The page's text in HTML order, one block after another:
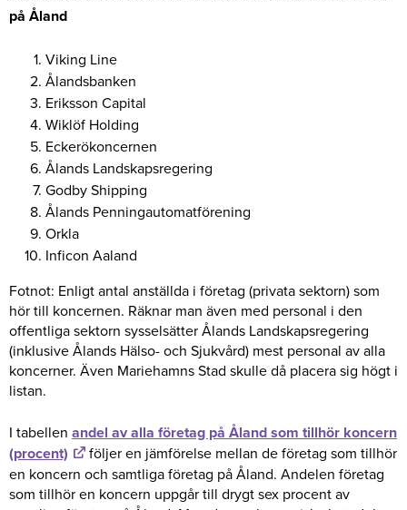
på Åland
Viking Line
Ålandsbanken
Eriksson Capital
Wiklöf Holding
Eckerökoncernen
Ålands Landskapsregering
Godby Shipping
Ålands Penningautomatförening
Orkla
Inficon Aaland
Fotnot: Enligt antal anställda i företag (privata sektorn) som
hör till koncernen. Räknar man även med personal i den
offentliga sektorn sysselsätter Ålands Landskapsregering
(inklusive Ålands Hälso- och Sjukvård) mest personal av alla
koncerner. Även Mariehamns Stad skulle då placera sig högt i
listan.
I tabellen andel av alla företag på Åland som tillhör koncern
(procent)
följer en jämförelse mellan de företag som tillhör
en koncern och samtliga företag på Åland. Andelen företag
som tillhör en koncern uppgår till drygt sex procent av